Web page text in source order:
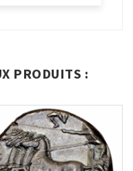
PRODUITS :